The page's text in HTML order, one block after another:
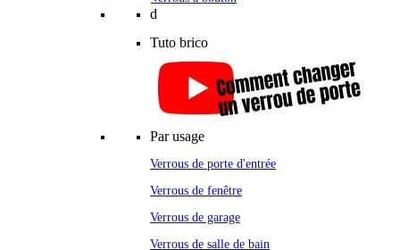
d
Tuto brico
Par usage
Verrous de porte d'entrée
Verrous de fenêtre
Verrous de garage
Verrous de salle de bain